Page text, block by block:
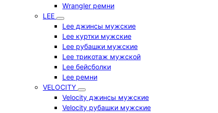
Wrangler ремни
LEE
Lee джинсы мужские
Lee куртки мужские
Lee рубашки мужские
Lee трикотаж мужской
Lee бейсболки
Lee ремни
VELOCITY
Velocity джинсы мужские
Velocity рубашки мужские